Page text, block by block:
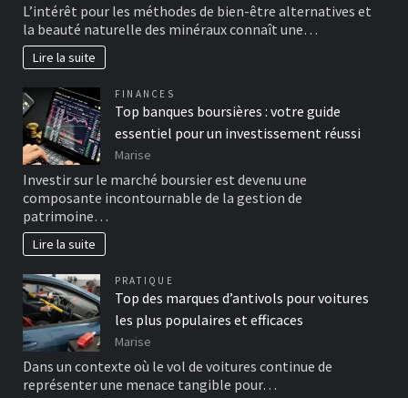
L’intérêt pour les méthodes de bien-être alternatives et
la beauté naturelle des minéraux connaît une…
Lire la suite
FINANCES
Top banques boursières : votre guide
essentiel pour un investissement réussi
Marise
Investir sur le marché boursier est devenu une
composante incontournable de la gestion de
patrimoine…
Lire la suite
PRATIQUE
Top des marques d’antivols pour voitures
les plus populaires et efficaces
Marise
Dans un contexte où le vol de voitures continue de
représenter une menace tangible pour…